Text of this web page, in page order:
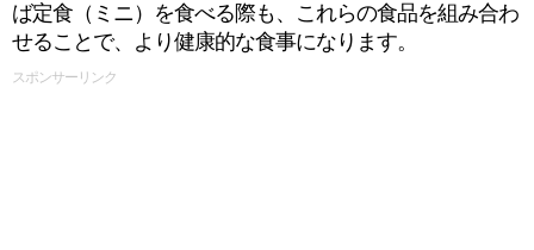
ば定食（ミニ）を食べる際も、これらの食品を組み合わ
せることで、より健康的な食事になります。
スポンサーリンク